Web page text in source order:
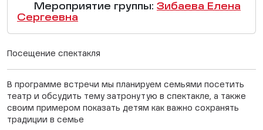
Мероприятие группы: Зибаева Елена
Сергеевна
Посещение спектакля
В программе встречи мы планируем семьями посетить
театр и обсудить тему затронутую в спектакле, а также
своим примером показать детям как важно сохранять
традиции в семье